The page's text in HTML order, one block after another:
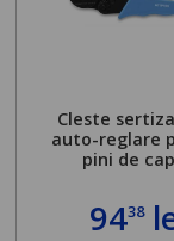
Cleste
auto-reglare
pini de
9438